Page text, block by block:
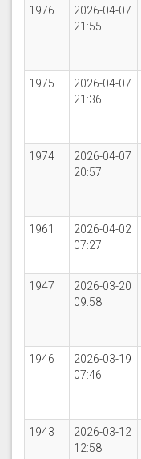
1976
2026-04-07
21:55
1975
2026-04-07
21:36
1974
2026-04-07
20:57
1961
2026-04-02
07:27
1947
2026-03-20
09:58
1946
2026-03-19
07:46
1943
2026-03-12
12:58